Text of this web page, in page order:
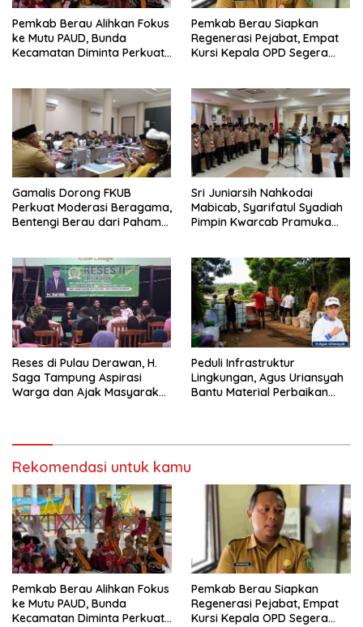
Pemkab Berau Alihkan Fokus
ke Mutu PAUD, Bunda
Kecamatan Diminta Perkuat
Pemkab Berau Siapkan
Regenerasi Pejabat, Empat
Kursi Kepala OPD Segera
Gamalis Dorong FKUB
Perkuat Moderasi Beragama,
Bentengi Berau dari Paham
Sri Juniarsih Nahkodai
Mabicab, Syarifatul Syadiah
Pimpin Kwarcab Pramuka
Reses di Pulau Derawan, H.
Saga Tampung Aspirasi
Warga dan Ajak Masyarakat
Peduli Infrastruktur
Lingkungan, Agus Uriansyah
Bantu Material Perbaikan
Rekomendasi untuk kamu
Pemkab Berau Alihkan Fokus
ke Mutu PAUD, Bunda
Kecamatan Diminta Perkuat
Pemkab Berau Siapkan
Regenerasi Pejabat, Empat
Kursi Kepala OPD Segera